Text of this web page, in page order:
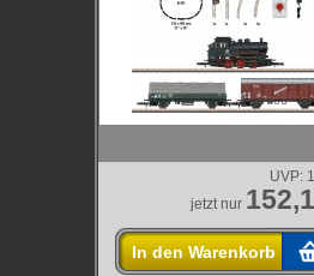
UVP:
jetzt nur
In den Warenkorb